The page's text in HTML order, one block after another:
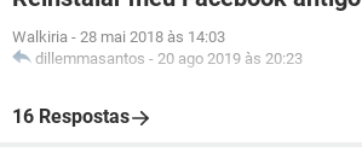
Walkiria - 28 mai 2018 às 14:03
dillemmasantos - 20 ago 2019 às 20:23
16 Respostas